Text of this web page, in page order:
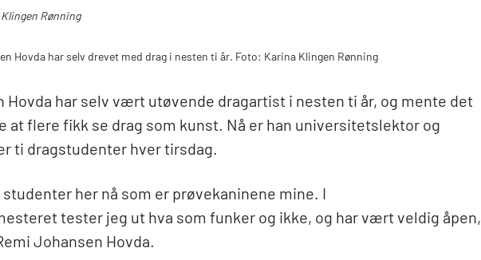
Rønning
Hovda har selv drevet med drag i nesten ti år. Foto: Karina Klingen Rønning
Hovda har selv vært utøvende dragartist i nesten ti år, og mente det
at flere fikk se drag som kunst. Nå er han universitetslektor og
ti dragstudenter hver tirsdag.
studenter her nå som er prøvekaninene mine. I
tester jeg ut hva som funker og ikke, og har vært veldig åpen,
Johansen Hovda.